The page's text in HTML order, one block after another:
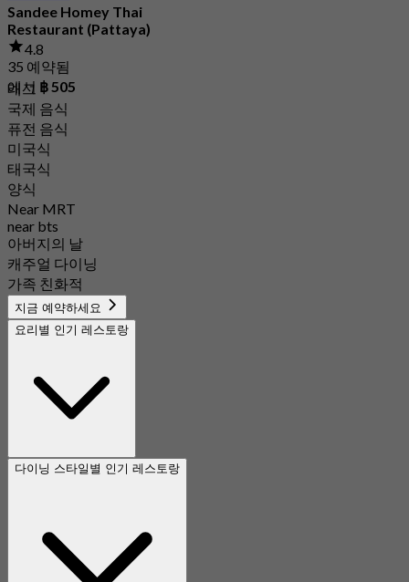
Sandee Homey Thai
Restaurant (Pattaya)
4.8
35 예약됨
에서 ฿ 505
태그
국제 음식
퓨전 음식
미국식
태국식
양식
Near MRT
near bts
아버지의 날
캐주얼 다이닝
가족 친화적
지금 예약하세요
요리별 인기 레스토랑
다이닝 스타일별 인기 레스토랑